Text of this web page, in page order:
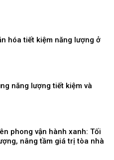
hóa tiết kiệm năng lượng ở
năng lượng tiết kiệm và
phong vận hành xanh: Tối
nâng tầm giá trị tòa nhà